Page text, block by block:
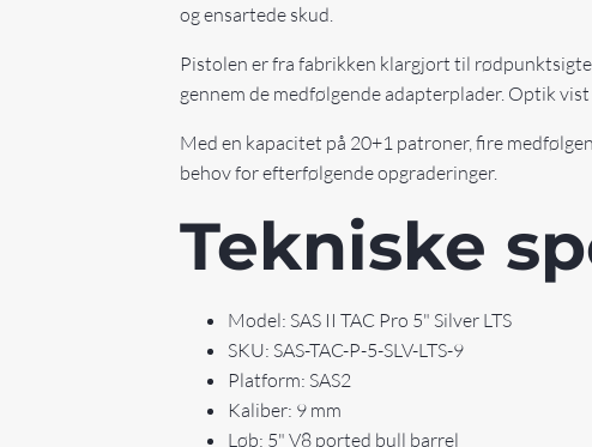
og ensartede skud.
Pistolen er fra fabrikken klargjort til
gennem de medfølgende adapterplader. Optik
Med en kapacitet på 20+1 patroner, fire
behov for efterfølgende opgraderinger.
Tekniske
Model: SAS II TAC Pro 5" Silver LTS
SKU: SAS-TAC-P-5-SLV-LTS-9
Platform: SAS2
Kaliber: 9 mm
Løb: 5" V8 ported bull barrel